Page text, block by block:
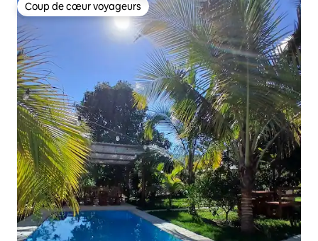
Coup de cœur voyageurs
Coup de cœur voyageurs